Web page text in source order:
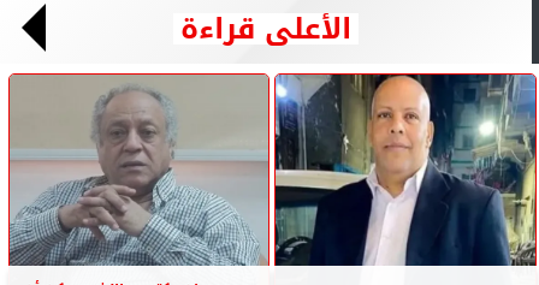
الأعلى قراءة